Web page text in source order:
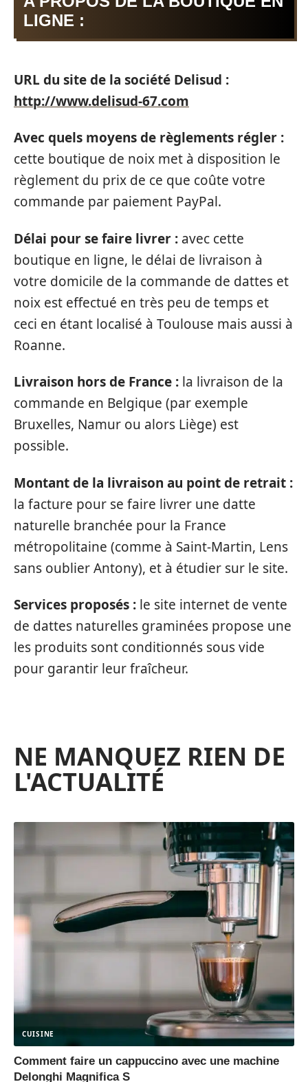
LIGNE :
URL du site de la société Delisud :
http://www.delisud-67.com
Avec quels moyens de règlements régler :
cette boutique de noix met à disposition le
règlement du prix de ce que coûte votre
commande par paiement PayPal.
Délai pour se faire livrer : avec cette
boutique en ligne, le délai de livraison à
votre domicile de la commande de dattes et
noix est effectué en très peu de temps et
ceci en étant localisé à Toulouse mais aussi à
Roanne.
Livraison hors de France : la livraison de la
commande en Belgique (par exemple
Bruxelles, Namur ou alors Liège) est
possible.
Montant de la livraison au point de retrait :
la facture pour se faire livrer une datte
naturelle branchée pour la France
métropolitaine (comme à Saint-Martin, Lens
sans oublier Antony), et à étudier sur le site.
Services proposés : le site internet de vente
de dattes naturelles graminées propose une
les produits sont conditionnés sous vide
pour garantir leur fraîcheur.
NE MANQUEZ RIEN DE
L'ACTUALITÉ
CUISINE
Comment faire un cappuccino avec une machine
Delonghi Magnifica S